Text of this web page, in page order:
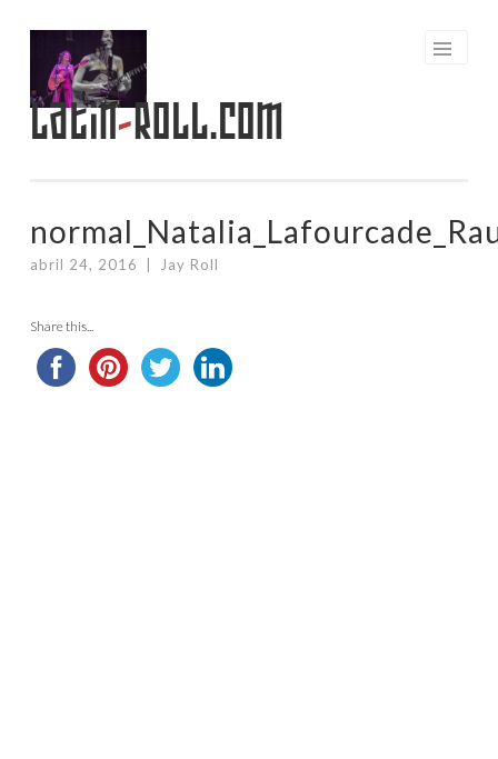
Saltar
contenido
Latin-Roll.com
abril 24, 2016 Jay Roll
Share this...